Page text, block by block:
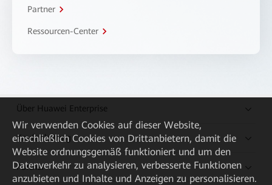
Partner
Ressourcen-Center
Über Huawei Enterprise
Kaufanleitung
Partner
Wir verwenden Cookies auf dieser Website,
einschließlich Cookies von Drittanbietern, damit die
Website ordnungsgemäß funktioniert und um den
Datenverkehr zu analysieren, verbesserte Funktionen
anzubieten und Inhalte und Anzeigen zu personalisieren.